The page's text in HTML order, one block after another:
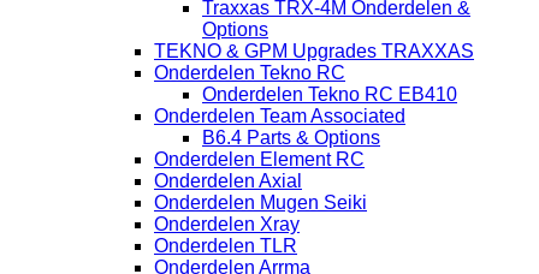
Traxxas TRX-4M Onderdelen &
Options
TEKNO & GPM Upgrades TRAXXAS
Onderdelen Tekno RC
Onderdelen Tekno RC EB410
Onderdelen Team Associated
B6.4 Parts & Options
Onderdelen Element RC
Onderdelen Axial
Onderdelen Mugen Seiki
Onderdelen Xray
Onderdelen TLR
Onderdelen Arrma